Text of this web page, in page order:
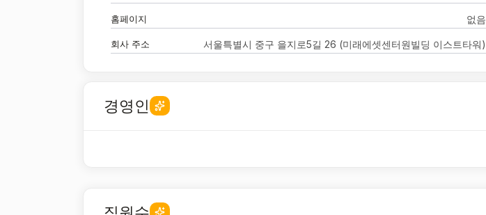
홈페이지 없음
회사 주소 서울특별시 중구 을지로5길 26 (미래에셋센터원빌딩 이스트타워)
경영인